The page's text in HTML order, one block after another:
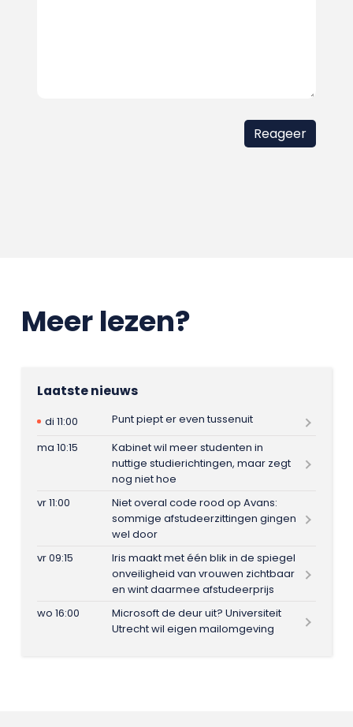
Meer lezen?
Laatste nieuws
di 11:00
Punt piept er even tussenuit
ma 10:15
Kabinet wil meer studenten in
nuttige studierichtingen, maar zegt
nog niet hoe
vr 11:00
Niet overal code rood op Avans:
sommige afstudeerzittingen gingen
wel door
vr 09:15
Iris maakt met één blik in de spiegel
onveiligheid van vrouwen zichtbaar
en wint daarmee afstudeerprijs
wo 16:00
Microsoft de deur uit? Universiteit
Utrecht wil eigen mailomgeving